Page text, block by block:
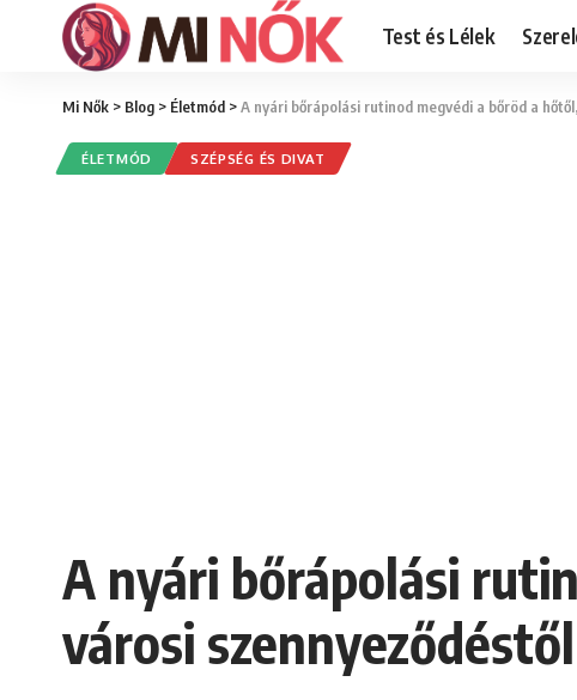
Test és Lélek
Mi Nők > Blog > Életmód >A nyári bőrápolási rutinod megvédi a bőröd a
ÉLETMÓD SZÉPSÉG ÉS DIVAT
A nyári bőrápolási
városi szennyeződéstől